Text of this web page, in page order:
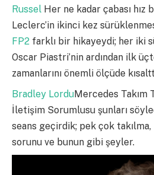
Russel Her ne kadar çabası
Leclerc’in ikinci kez
FP2 farklı bir hikayeydi; her iki
Oscar Piastri’nin ardından ilk
zamanlarını önemli ölçüde
Bradley LorduMercedes Takım
İletişim Sorumlusu şunları
seans geçirdik; pek çok
sorunu ve bunun gibi şeyler.